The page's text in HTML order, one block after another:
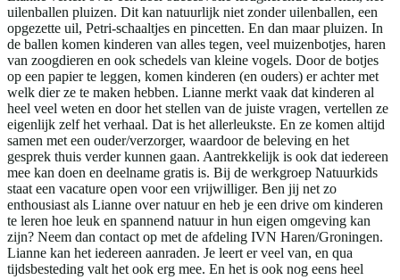
uilenballen pluizen. Dit kan natuurlijk niet zonder uilenballen, een
opgezette uil, Petri-schaaltjes en pincetten. En dan maar pluizen. In
de ballen komen kinderen van alles tegen, veel muizenbotjes, haren
van zoogdieren en ook schedels van kleine vogels. Door de botjes
op een papier te leggen, komen kinderen (en ouders) er achter met
welk dier ze te maken hebben. Lianne merkt vaak dat kinderen al
heel veel weten en door het stellen van de juiste vragen, vertellen ze
eigenlijk zelf het verhaal. Dat is het allerleukste. En ze komen altijd
samen met een ouder/verzorger, waardoor de beleving en het
gesprek thuis verder kunnen gaan. Aantrekkelijk is ook dat iedereen
mee kan doen en deelname gratis is. Bij de werkgroep Natuurkids
staat een vacature open voor een vrijwilliger. Ben jij net zo
enthousiast als Lianne over natuur en heb je een drive om kinderen
te leren hoe leuk en spannend natuur in hun eigen omgeving kan
zijn? Neem dan contact op met de afdeling IVN Haren/Groningen.
Lianne kan het iedereen aanraden. Je leert er veel van, en qua
tijdsbesteding valt het ook erg mee. En het is ook nog eens heel